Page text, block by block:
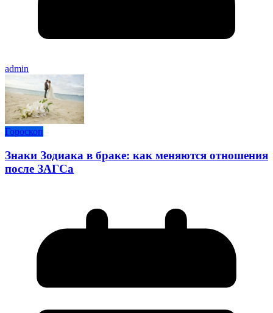
admin
Гороскоп
Знаки Зодиака в браке: как меняются отношения
после ЗАГСа